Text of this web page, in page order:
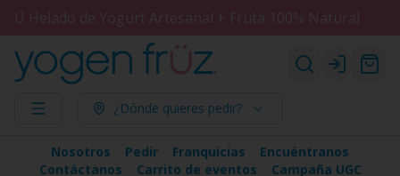
Ü Helado de Yogurt Artesanal + Fruta 100% Natural
Login
¿Dónde quieres pedir?
Nosotros Pedir Franquicias
Encuéntranos
Contáctanos
Carrito de eventos Campaña UGC